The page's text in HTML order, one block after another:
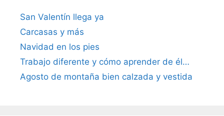
San Valentín llega ya
Carcasas y más
Navidad en los pies
Trabajo diferente y cómo aprender de él…
Agosto de montaña bien calzada y vestida